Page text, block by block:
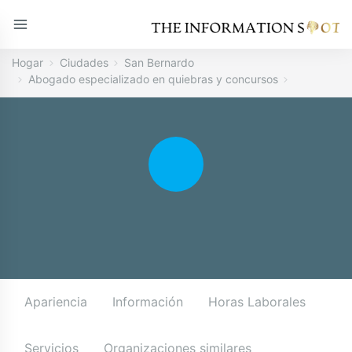
Hogar Ciudades
San Bernardo
Abogado especializado en quiebras y concursos
Apariencia Información Horas Laborales
Servicios Organizaciones similares